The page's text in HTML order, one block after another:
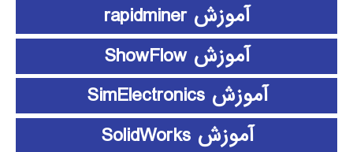
آموزش rapidminer
آموزش ShowFlow
آموزش SimElectronics
آموزش SolidWorks